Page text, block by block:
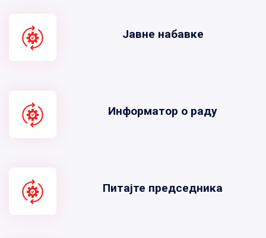
Јавне набавке
Информатор о раду
Питајте председника